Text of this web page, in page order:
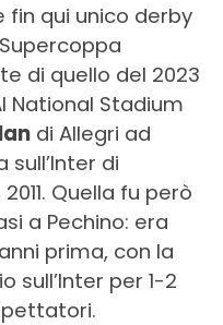
fin qui unico derby
di quello del 2023
National Stadium
di Allegri ad
di
Quella fu però
a Pechino: era
prima, con la
sull’Inter per 1-2